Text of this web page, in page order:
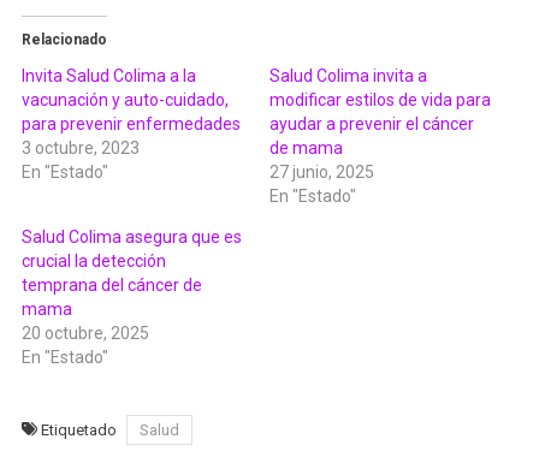
Relacionado
Invita Salud Colima a la
vacunación y auto-cuidado,
para prevenir enfermedades
3 octubre, 2023
En "Estado"
Salud Colima invita a
modificar estilos de vida para
ayudar a prevenir el cáncer
de mama
27 junio, 2025
En "Estado"
Salud Colima asegura que es
crucial la detección
temprana del cáncer de
mama
20 octubre, 2025
En "Estado"
Etiquetado Salud